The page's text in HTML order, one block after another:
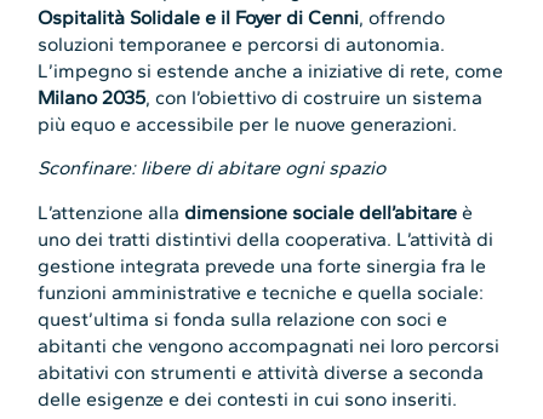
Ospitalità Solidale e il Foyer di Cenni, offrendo
soluzioni temporanee e percorsi di autonomia.
L’impegno si estende anche a iniziative di rete, come
Milano 2035, con l’obiettivo di costruire un sistema
più equo e accessibile per le nuove generazioni.
Sconfinare: libere di abitare ogni spazio
L’attenzione alladimensione sociale dell’abitare è
uno dei tratti distintivi della cooperativa. L’attività di
gestione integrata prevede una forte sinergia fra le
funzioni amministrative e tecniche e quella sociale:
quest’ultima si fonda sulla relazione con soci e
abitanti che vengono accompagnati nei loro percorsi
abitativi con strumenti e attività diverse a seconda
delle esigenze e dei contesti in cui sono inseriti.